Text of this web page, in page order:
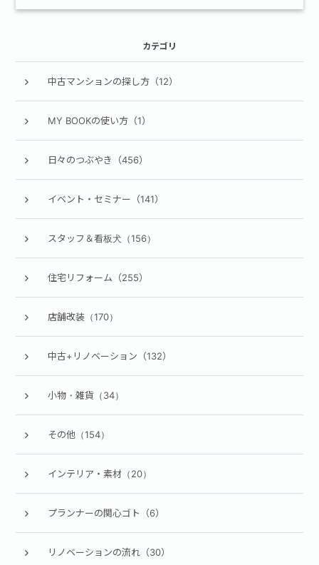
カテゴリ
中古マンションの探し方（12）
MY BOOKの使い方（1）
日々のつぶやき（456）
イベント・セミナー（141）
スタッフ＆看板犬（156）
住宅リフォーム（255）
店舗改装（170）
中古+リノベーション（132）
小物・雑貨（34）
その他（154）
インテリア・素材（20）
プランナーの関心ゴト（6）
リノベーションの流れ（30）